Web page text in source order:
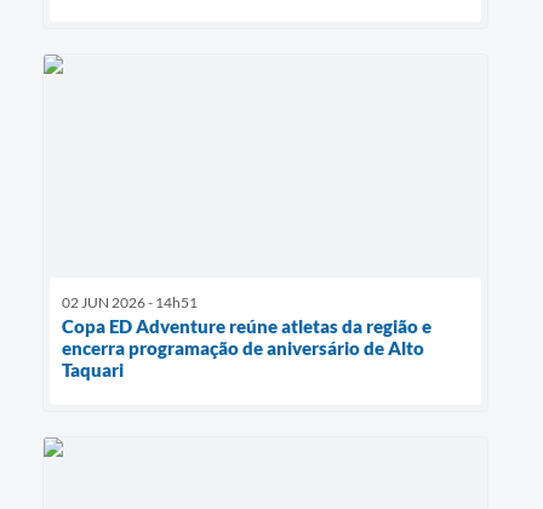
02 JUN 2026 - 14h51
Copa ED Adventure reúne atletas da região e
encerra programação de aniversário de Alto
Taquari